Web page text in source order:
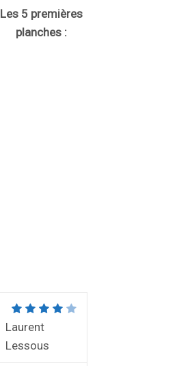
Les 5 premières
planches :
Laurent
Lessous